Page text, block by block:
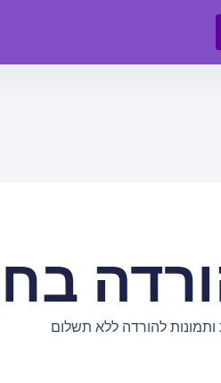
ותמונות להורדה ללא תשלום